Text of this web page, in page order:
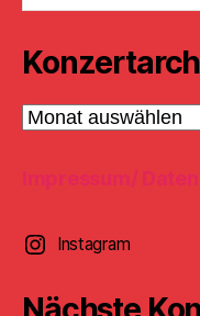
Konzertarchiv
Impressum/
Instagram